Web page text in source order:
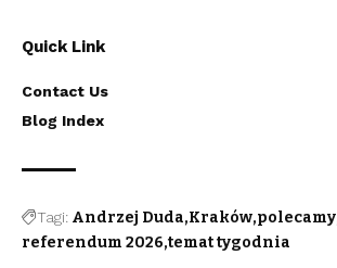
Quick Link
Contact Us
Blog Index
Tagi: Andrzej Duda Kraków polecamy
referendum 2026 temat tygodnia